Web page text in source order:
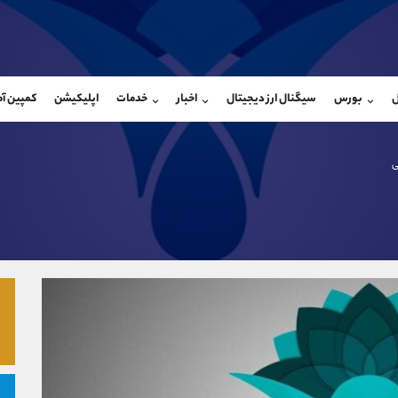
بورس سیگنال ارز دیجیتال اخبار خدمات اپلیکیشن کمپین
شروع گفتگو
@Armteam_admin_103
103
واتساپ
تلگرام